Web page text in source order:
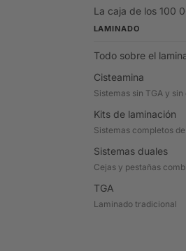
La caja de los 100
LAMINADO
Todo sobre el
Cisteamina
Sistemas sin TGA y sin
Kits de laminación
Sistemas completos de
Sistemas duales
Cejas y pestañas
TGA
Laminado tradicional